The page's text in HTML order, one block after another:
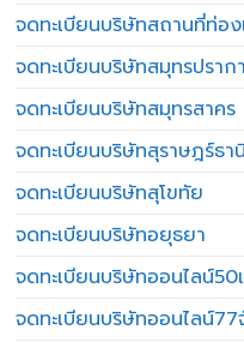
จดทะเบียนบริษัทสถานที่ท่อ
จดทะเบียนบริษัทสมุทรปราก
จดทะเบียนบริษัทสมุทรสาคร
จดทะเบียนบริษัทสุราษฎร์ธา
จดทะเบียนบริษัทสุโขทัย
จดทะเบียนบริษัทอยุธยา
จดทะเบียนบริษัทออนไลน์50
จดทะเบียนบริษัทออนไลน์